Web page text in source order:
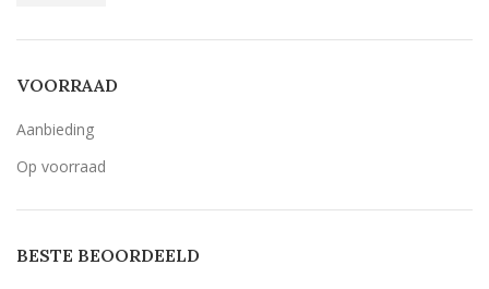
VOORRAAD
Aanbieding
Op voorraad
BESTE BEOORDEELD